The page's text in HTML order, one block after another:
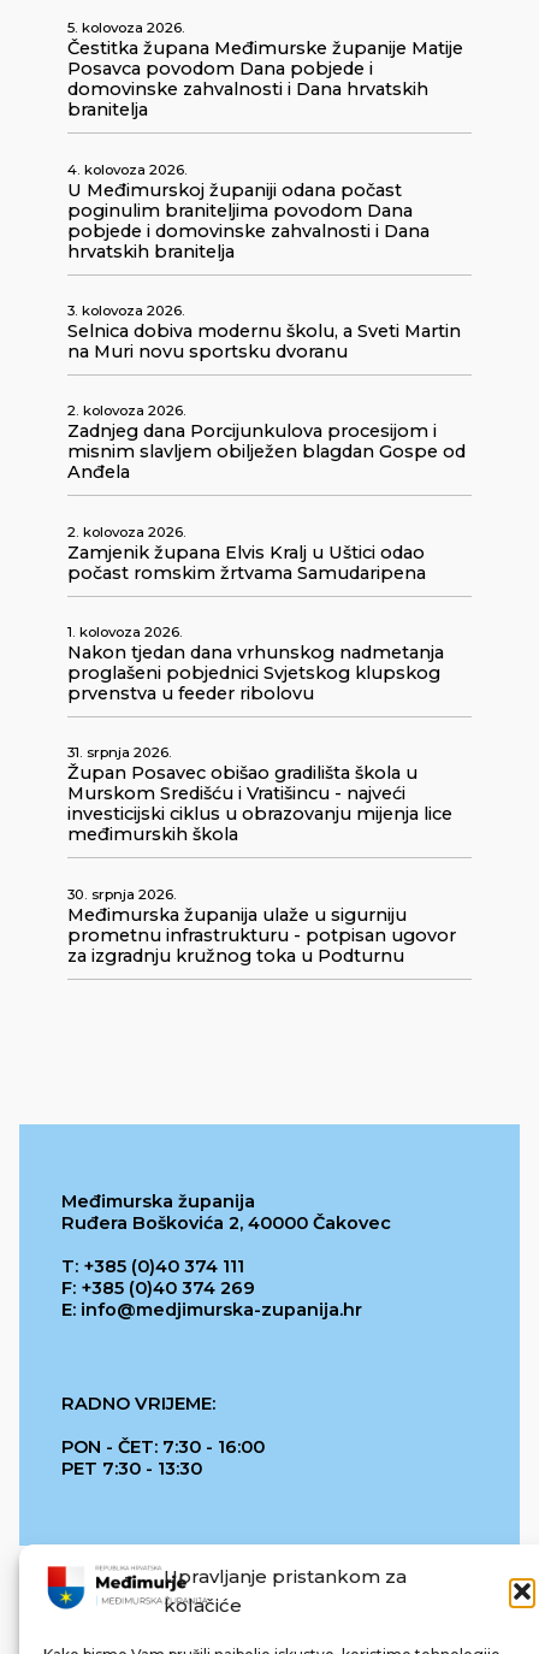
Upravljanje pristankom za
kolačiće
5. kolovoza 2026.
Čestitka župana Međimurske županije Matije
Posavca povodom Dana pobjede i
domovinske zahvalnosti i Dana hrvatskih
branitelja
4. kolovoza 2026.
U Međimurskoj županiji odana počast
poginulim braniteljima povodom Dana
pobjede i domovinske zahvalnosti i Dana
hrvatskih branitelja
3. kolovoza 2026.
Selnica dobiva modernu školu, a Sveti Martin
na Muri novu sportsku dvoranu
2. kolovoza 2026.
Zadnjeg dana Porcijunkulova procesijom i
misnim slavljem obilježen blagdan Gospe od
Anđela
2. kolovoza 2026.
Zamjenik župana Elvis Kralj u Uštici odao
počast romskim žrtvama Samudaripena
1. kolovoza 2026.
Nakon tjedan dana vrhunskog nadmetanja
proglašeni pobjednici Svjetskog klupskog
prvenstva u feeder ribolovu
31. srpnja 2026.
Župan Posavec obišao gradilišta škola u
Murskom Središću i Vratišincu - najveći
investicijski ciklus u obrazovanju mijenja lice
međimurskih škola
30. srpnja 2026.
Međimurska županija ulaže u sigurniju
prometnu infrastrukturu - potpisan ugovor
za izgradnju kružnog toka u Podturnu
Međimurska županija
Ruđera Boškovića 2, 40000 Čakovec
T: +385 (0)40 374 111
F: +385 (0)40 374 269
E: info@medjimurska-zupanija.hr
RADNO VRIJEME:
PON - ČET: 7:30 - 16:00
PET 7:30 - 13:30